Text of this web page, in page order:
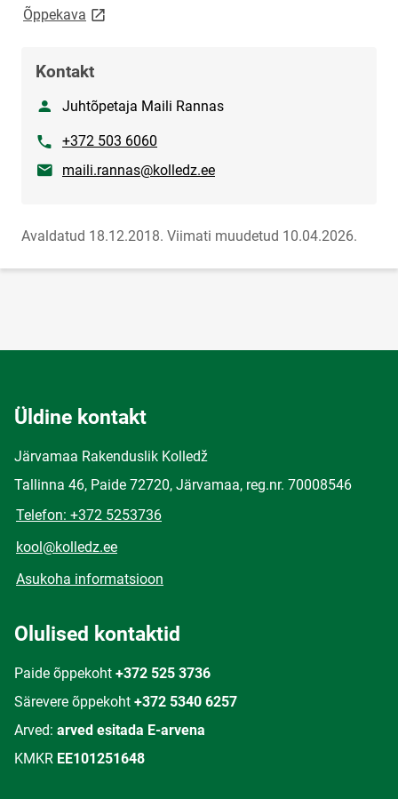
Õppekava link opens on new page
Kontakt
NimiJuhtõpetaja Maili Rannas
Telefon+372 503 6060
E-postmaili.rannas@kolledz.ee
Avaldatud 18.12.2018. Viimati muudetud 10.04.2026.
Üldine kontakt
Järvamaa Rakenduslik Kolledž
Tallinna 46, Paide 72720, Järvamaa, reg.nr. 70008546
Telefon: +372 5253736
kool@kolledz.ee
Asukoha informatsioon
Olulised kontaktid
Paide õppekoht +372 525 3736
Särevere õppekoht +372 5340 6257
Arved: arved esitada E-arvena
KMKR EE101251648